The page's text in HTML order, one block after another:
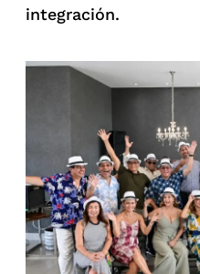
integración.